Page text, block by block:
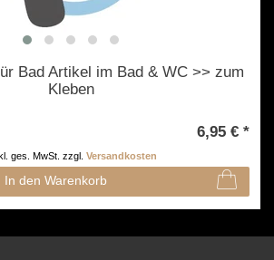
Bad Artikel im Bad & WC >> zum
Kleben
6,95 € *
In den Warenkorb
ges. MwSt. zzgl. Versandkosten